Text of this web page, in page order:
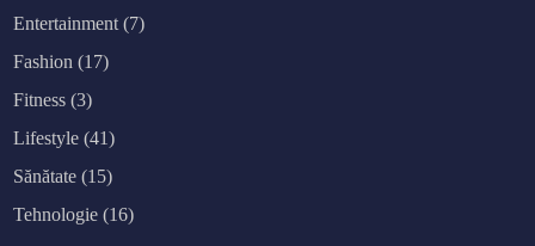
Entertainment (7)
Fashion (17)
Fitness (3)
Lifestyle (41)
Sănătate (15)
Tehnologie (16)